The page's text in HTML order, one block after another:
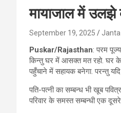
मायाजाल में उलझे
September 19, 2025
Puskar/Rajasthan: परम
किन्तु घर में आसक्त मत रहो. घर के
पहुँचाने में सहायक बनेगा. परन्तु
पति-पत्नी का सम्बन्ध भी खूब
परिवार के समस्त सम्बन्धी एक